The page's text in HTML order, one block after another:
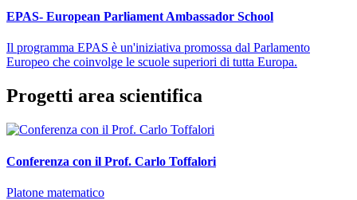
EPAS- European Parliament Ambassador School
Il programma EPAS è un'iniziativa promossa dal Parlamento
Europeo che coinvolge le scuole superiori di tutta Europa.
Progetti area scientifica
Conferenza con il Prof. Carlo Toffalori
Platone matematico